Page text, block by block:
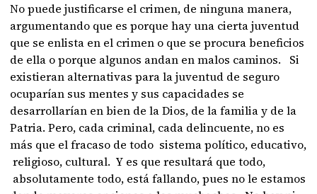
No puede justificarse el crimen, de ninguna manera,
argumentando que es porque hay una cierta juventud
que se enlista en el crimen o que se procura beneficios
de ella o porque algunos andan en malos caminos. Si
existieran alternativas para la juventud de seguro
ocuparían sus mentes y sus capacidades se
desarrollarían en bien de la Dios, de la familia y de la
Patria. Pero, cada criminal, cada delincuente, no es
más que el fracaso de todo sistema político, educativo,
religioso, cultural. Y es que resultará que todo,
absolutamente todo, está fallando, pues no le estamos